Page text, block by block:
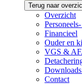
Terug naar
Overzicht
Financieel
Ouder en
VGS &
Contact